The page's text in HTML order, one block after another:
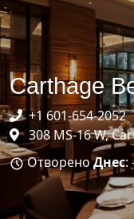
Carthage
+1 601-654-2052
308 MS-16 W,
ОтвореноДнес: